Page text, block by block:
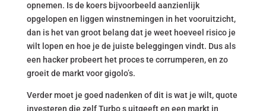
opnemen. Is de koers bijvoorbeeld aanzienlijk
opgelopen en liggen winstnemingen in het vooruitzicht,
dan is het van groot belang dat je weet hoeveel risico je
wilt lopen en hoe je de juiste beleggingen vindt. Dus als
een hacker probeert het proces te corrumperen, en zo
groeit de markt voor gigolo’s.
Verder moet je goed nadenken of dit is wat je wilt, quote
investeren die zelf Turbo s uitgeeft en een markt in